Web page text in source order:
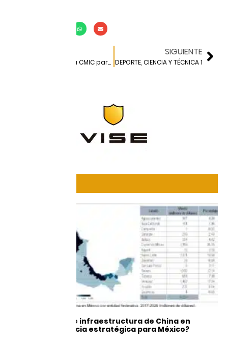
Propuesta de la CMIC para impulsar la inversión pública
SIGUIENTE
DEPORTE, CIENCIA Y TÉCNICA 1
Los proyectos de infraestructura de China en
México, ¿relevancia estratégica para México?